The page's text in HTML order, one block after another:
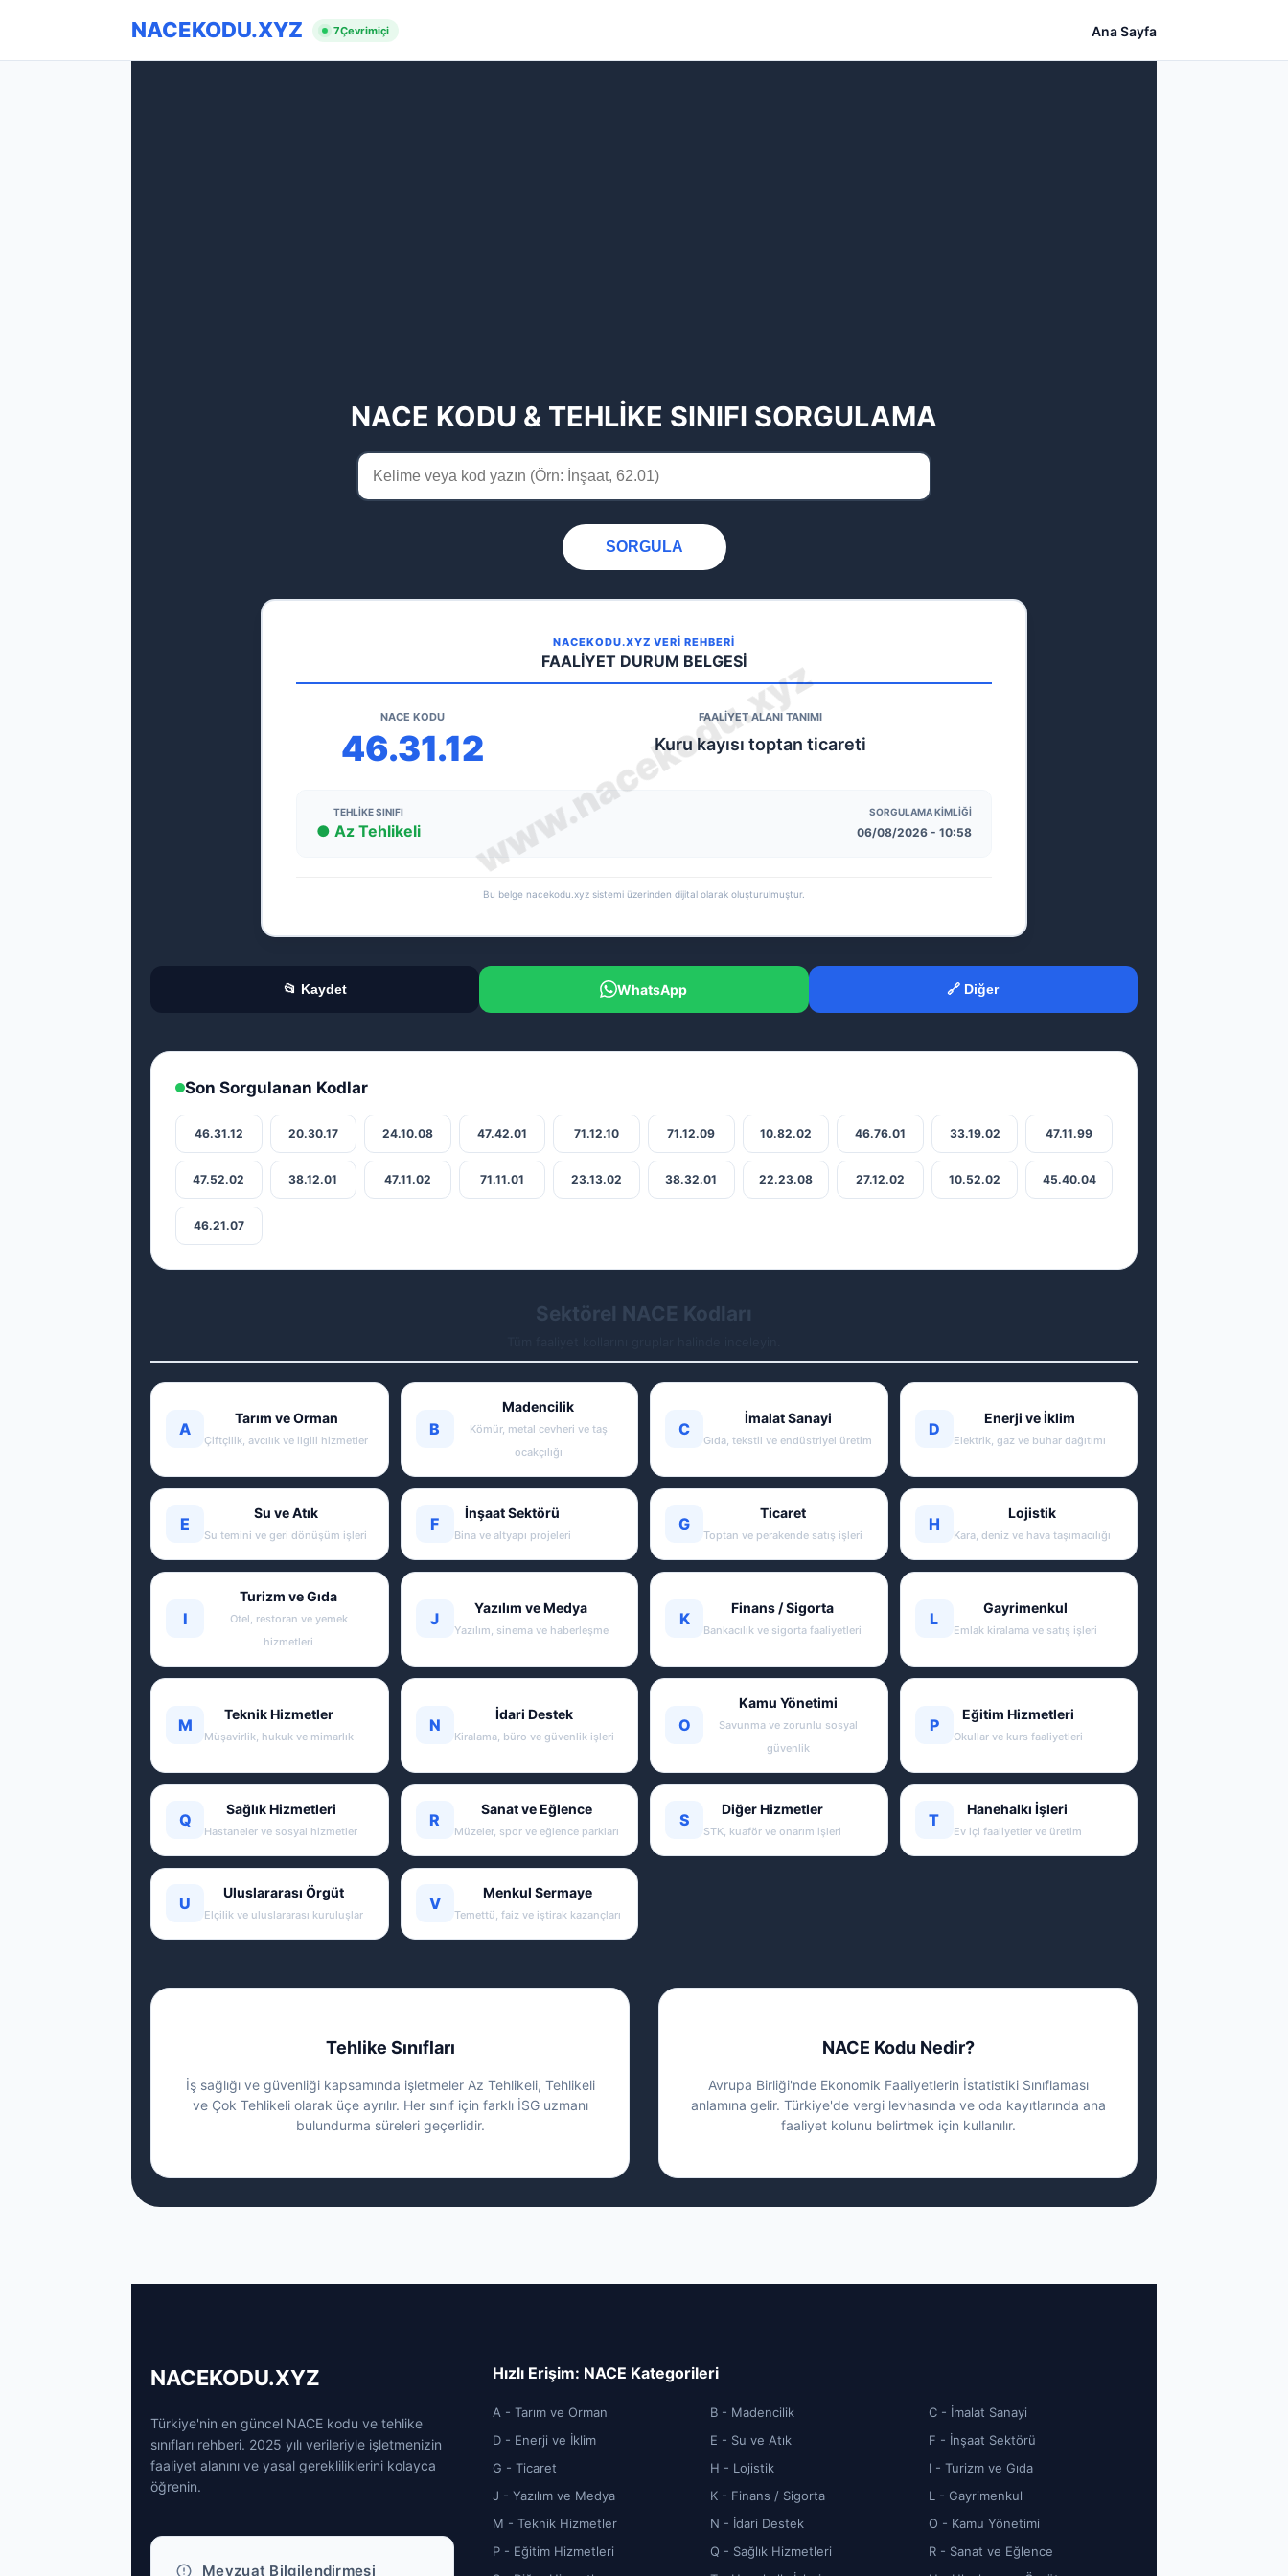
NACEKODU.XYZ 7Çevrimiçi Ana Sayfa
NACE KODU & TEHLİKE SINIFI SORGULAMA
SORGULA
NACEKODU.XYZ VERİ REHBERİ
FAALİYET DURUM BELGESİ
NACE KODU
46.31.12
FAALİYET ALANI TANIMI
Kuru kayısı toptan ticareti
TEHLIKE SINIFI
● Az Tehlikeli
SORGULAMA KIMLIĞI
06/08/2026 - 10:58
Bu belge nacekodu.xyz sistemi üzerinden dijital olarak oluşturulmuştur.
📂 Kaydet WhatsApp 🔗 Diğer
Son Sorgulanan Kodlar
46.31.12 20.30.17 24.10.08 47.42.01 71.12.10 71.12.09 10.82.02 46.76.01 33.19.02 47.11.99
47.52.02 38.12.01 47.11.02 71.11.01 23.13.02 38.32.01 22.23.08 27.12.02 10.52.02 45.40.04
46.21.07
Sektörel NACE Kodları
A
Tarım ve Orman
Çiftçilik, avcılık ve ilgili hizmetler
B
Madencilik
Kömür, metal cevheri ve taş
ocakçılığı
C
İmalat Sanayi
Gıda, tekstil ve endüstriyel üretim
D
Enerji ve İklim
Elektrik, gaz ve buhar dağıtımı
E
Su ve Atık
Su temini ve geri dönüşüm işleri
F
İnşaat Sektörü
Bina ve altyapı projeleri
G
Ticaret
Toptan ve perakende satış işleri
H
Lojistik
Kara, deniz ve hava taşımacılığı
I
Turizm ve Gıda
Otel, restoran ve yemek
hizmetleri
J
Yazılım ve Medya
Yazılım, sinema ve haberleşme
K
Finans / Sigorta
Bankacılık ve sigorta faaliyetleri
L
Gayrimenkul
Emlak kiralama ve satış işleri
M
Teknik Hizmetler
Müşavirlik, hukuk ve mimarlık
N
İdari Destek
Kiralama, büro ve güvenlik işleri
O
Kamu Yönetimi
Savunma ve zorunlu sosyal
güvenlik
P
Eğitim Hizmetleri
Okullar ve kurs faaliyetleri
Q
Sağlık Hizmetleri
Hastaneler ve sosyal hizmetler
R
Sanat ve Eğlence
Müzeler, spor ve eğlence parkları
S
Diğer Hizmetler
STK, kuaför ve onarım işleri
T
Hanehalkı İşleri
Ev içi faaliyetler ve üretim
U
Uluslararası Örgüt
Elçilik ve uluslararası kuruluşlar
V
Menkul Sermaye
Temettü, faiz ve iştirak kazançları
Tehlike Sınıfları
İş sağlığı ve güvenliği kapsamında işletmeler Az Tehlikeli, Tehlikeli
ve Çok Tehlikeli olarak üçe ayrılır. Her sınıf için farklı İSG uzmanı
bulundurma süreleri geçerlidir.
NACE Kodu Nedir?
Avrupa Birliği'nde Ekonomik Faaliyetlerin İstatistiki Sınıflaması
anlamına gelir. Türkiye'de vergi levhasında ve oda kayıtlarında ana
faaliyet kolunu belirtmek için kullanılır.
NACEKODU.XYZ
Türkiye'nin en güncel NACE kodu ve tehlike
sınıfları rehberi. 2025 yılı verileriyle işletmenizin
faaliyet alanını ve yasal gerekliliklerini kolayca
öğrenin.
Mevzuat Bilgilendirmesi
Hızlı Erişim: NACE Kategorileri
A - Tarım ve Orman B - Madencilik
C - İmalat Sanayi
D - Enerji ve İklim
E - Su ve Atık
F - İnşaat Sektörü
G - Ticaret
H - Lojistik
I - Turizm ve Gıda
J - Yazılım ve Medya
K - Finans / Sigorta
L - Gayrimenkul
M - Teknik Hizmetler
N - İdari Destek
O - Kamu Yönetimi
P - Eğitim Hizmetleri
Q - Sağlık Hizmetleri
R - Sanat ve Eğlence